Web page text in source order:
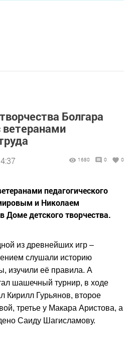
Болгара
ветеранами
1680 0 0
педагогического
и Николаем
детского творчества.
из древнейших игр –
слушали историю
изучили её правила. А
шашечный турнир, в ходе
Кирилл Гурьянов, второе
третье у Макара Аристова, а
Саиду Шагисламову.